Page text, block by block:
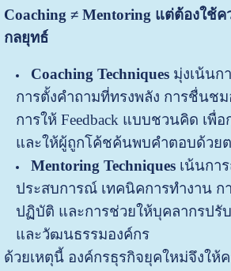
Coaching ≠ Mentoring แต่ต้องใช้
กลยุทธ์
Coaching Techniques มุ่งเน้นก
การตั้งคำถามที่ทรงพลัง การชื่นช
การให้ Feedback แบบชวนคิด เพื่
และให้ผู้ถูกโค้ชค้นพบคำตอบด้วยต
Mentoring Techniques เน้นกา
ประสบการณ์ เทคนิคการทำงาน ก
ปฏิบัติ และการช่วยให้บุคลากรปรั
และวัฒนธรรมองค์กร
ด้วยเหตุนี้ องค์กรธุรกิจยุคใหม่จึงให้